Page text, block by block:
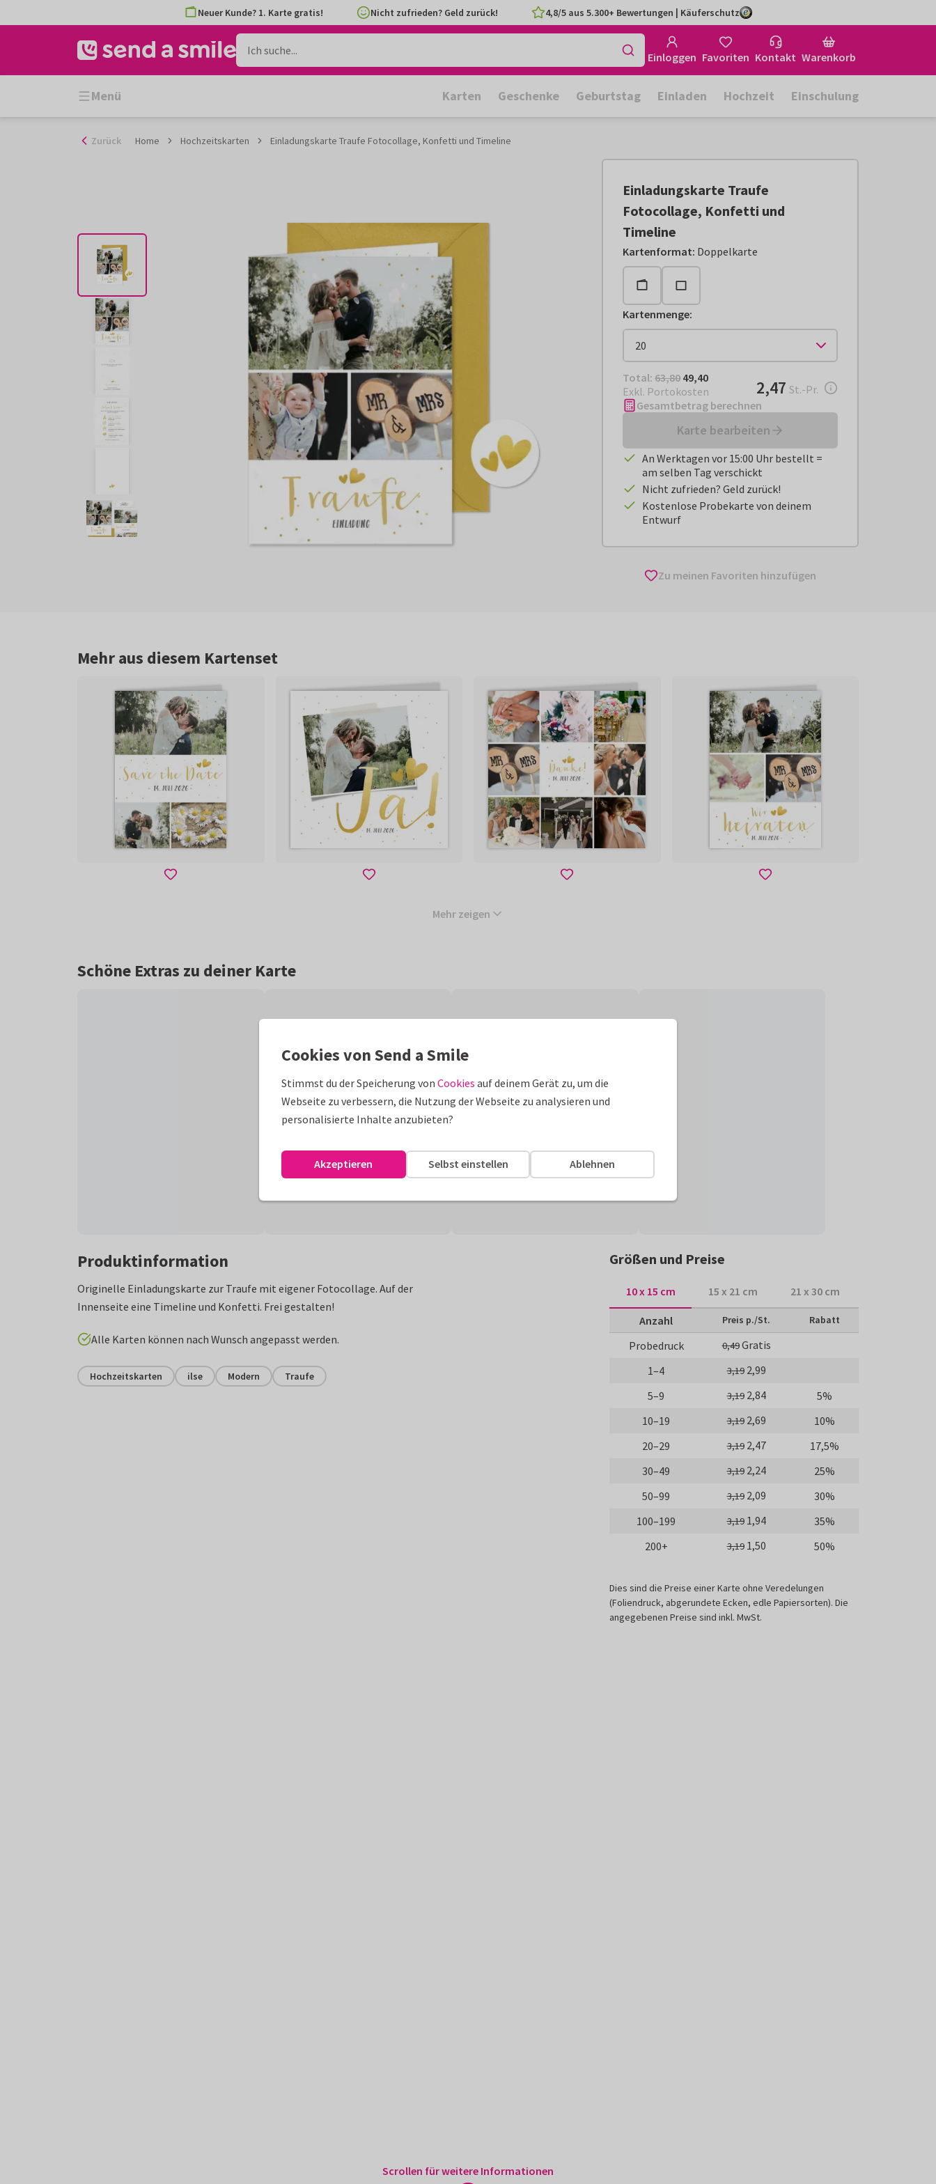
Inhalt
Neuer Kunde? 1. Karte gratis! Nicht zufrieden? Geld zurück! 4,8/5 aus 5.300+ Bewertungen | Käuferschutz
Einloggen Favoriten Kontakt Warenkorb
Menü Karten Geschenke Geburtstag Einladen Hochzeit Einschulung
Zurück Home Hochzeitskarten Einladungskarte Traufe Fotocollage, Konfetti und Timeline
Einladungskarte Traufe
Fotocollage, Konfetti und
Timeline
Kartenformat: Doppelkarte
Kartenmenge:
Total: € 49,40
Total: 63,80 49,40
Exkl. Portokosten
€ 2,47pro Stück
2,47 St.-Pr.
Gesamtbetrag berechnen
Karte bearbeiten
An Werktagen vor 15:00 Uhr bestellt =
am selben Tag verschickt
Nicht zufrieden? Geld zurück!
Kostenlose Probekarte von deinem
Entwurf
Zu meinen Favoriten hinzufügen
Mehr aus diesem Kartenset
Mehr zeigen
Schöne Extras zu deiner Karte
Produktinformation
Originelle Einladungskarte zur Traufe mit eigener Fotocollage. Auf der
Innenseite eine Timeline und Konfetti. Frei gestalten!
Alle Karten können nach Wunsch angepasst werden.
Hochzeitskarten ilse Modern Traufe
Größen und Preise
10 x 15 cm 15 x 21 cm 21 x 30 cm
Anzahl Preis p./St. Rabatt
Probedruck 0,49Gratis
1–4
3,19 2,99
5–9
3,19 2,84
5%
10–19
3,19 2,69
10%
20–29
3,19 2,47
17,5%
30–49
3,19 2,24
25%
50–99
3,19 2,09
30%
100–199
3,19 1,94
35%
200+
3,19 1,50 50%
Dies sind die Preise einer Karte ohne Veredelungen
(Foliendruck, abgerundete Ecken, edle Papiersorten). Die
angegebenen Preise sind inkl. MwSt.
Scrollen für weitere Informationen
Cookies von Send a Smile
Stimmst du der Speicherung von Cookies auf deinem Gerät zu, um die
Webseite zu verbessern, die Nutzung der Webseite zu analysieren und
personalisierte Inhalte anzubieten?
Ablehnen
Selbst einstellen
Akzeptieren